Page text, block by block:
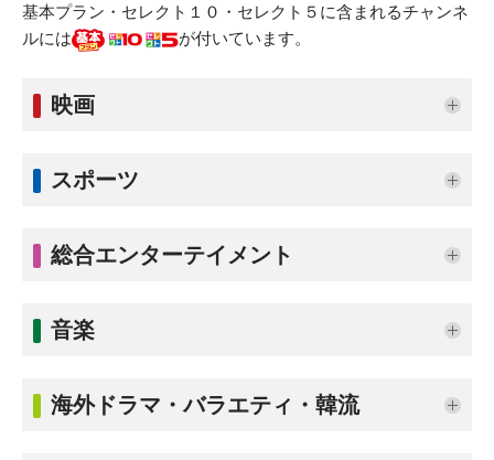
基本プラン・セレクト１０・セレクト５に含まれるチャンネ
ルには
が付いています。
映画
スポーツ
総合エンターテイメント
音楽
海外ドラマ・バラエティ・韓流